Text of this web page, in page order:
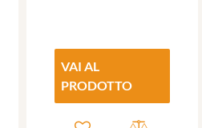
VAI AL
PRODOTTO